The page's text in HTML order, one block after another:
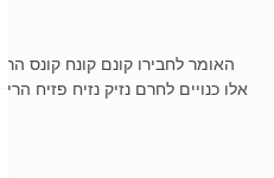
האומר לחבירו קונם קונח קונס
אלו כנויים לחרם נזיק נזיח פזיח הרי